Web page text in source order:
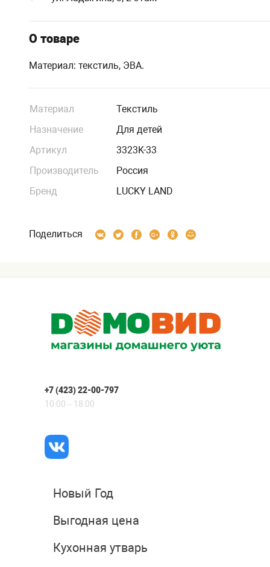
О товаре
Материал: текстиль, ЭВА.
Материал
Текстиль
Назначение
Для детей
Артикул
3323K-33
Производитель
Россия
Бренд
LUCKY LAND
Поделиться
+7 (423) 22-00-797
10:00 – 18:00
Новый Год
Выгодная цена
Кухонная утварь